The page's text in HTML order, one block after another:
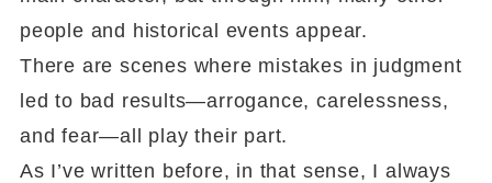
people and historical events appear.
There are scenes where mistakes in judgment
led to bad results—arrogance, carelessness,
and fear—all play their part.
As I’ve written before, in that sense, I always